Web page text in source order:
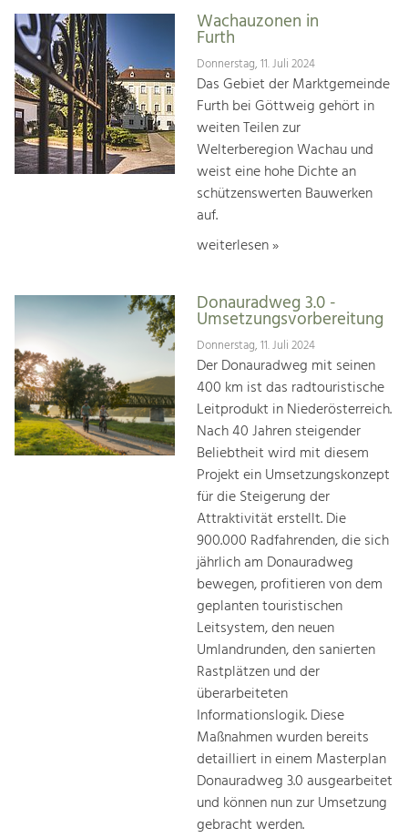
Wachauzonen in
Furth
Donnerstag, 11. Juli 2024
Das Gebiet der Marktgemeinde
Furth bei Göttweig gehört in
weiten Teilen zur
Welterberegion Wachau und
weist eine hohe Dichte an
schützenswerten Bauwerken
auf.
weiterlesen »
Donauradweg 3.0 -
Umsetzungsvorbereitung
Donnerstag, 11. Juli 2024
Der Donauradweg mit seinen
400 km ist das radtouristische
Leitprodukt in Niederösterreich.
Nach 40 Jahren steigender
Beliebtheit wird mit diesem
Projekt ein Umsetzungskonzept
für die Steigerung der
Attraktivität erstellt. Die
900.000 Radfahrenden, die sich
jährlich am Donauradweg
bewegen, profitieren von dem
geplanten touristischen
Leitsystem, den neuen
Umlandrunden, den sanierten
Rastplätzen und der
überarbeiteten
Informationslogik. Diese
Maßnahmen wurden bereits
detailliert in einem Masterplan
Donauradweg 3.0 ausgearbeitet
und können nun zur Umsetzung
gebracht werden.